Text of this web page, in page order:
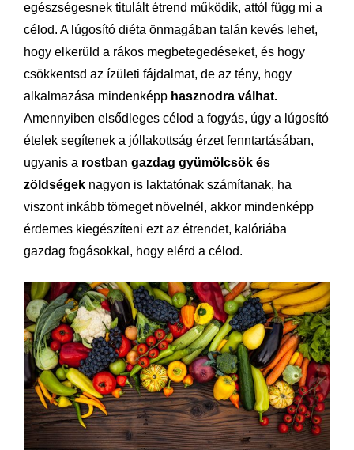
egészségesnek titulált étrend működik, attól függ mi a
célod. A lúgosító diéta önmagában talán kevés lehet,
hogy elkerüld a rákos megbetegedéseket, és hogy
csökkentsd az ízületi fájdalmat, de az tény, hogy
alkalmazása mindenképp hasznodra válhat.
Amennyiben elsődleges célod a fogyás, úgy a lúgosító
ételek segítenek a jóllakottság érzet fenntartásában,
ugyanis a rostban gazdag gyümölcsök és
zöldségek nagyon is laktatónak számítanak, ha
viszont inkább tömeget növelnél, akkor mindenképp
érdemes kiegészíteni ezt az étrendet, kalóriába
gazdag fogásokkal, hogy elérd a célod.